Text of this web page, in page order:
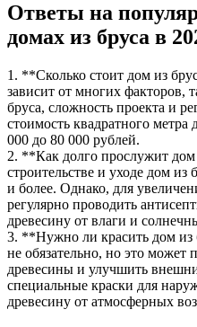
Ответы на
домах из бруса в
1. **Сколько стоит дом из
зависит от многих факторов,
бруса, сложность проекта и
стоимость квадратного метра
000 до 80 000 рублей.
2. **Как долго прослужит
строительстве и уходе дом
и более. Однако, для
регулярно проводить
древесину от влаги и
3. **Нужно ли красить дом из
не обязательно, но это может
древесины и улучшить
специальные краски для
древесину от атмосферных